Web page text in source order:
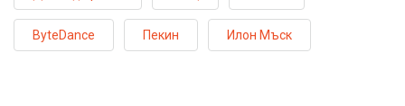
ByteDance Пекин Илон Мъск